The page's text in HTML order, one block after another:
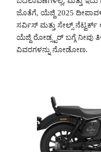
ಜೊತೆಗೆ, ಯೆಜ್ದಿ 2025
ಸರ್ವಿಸ್ ಮತ್ತು ಸೇಲ್ಸ್ ನೆಟ್ವರ್ಕ್
ಯೆಜ್ದಿ ರೋಡ್ಸ್ಟರ್ ಬಗ್ಗೆ ನೀವು
ವಿವರಗಳನ್ನು ನೋಡೋಣ.